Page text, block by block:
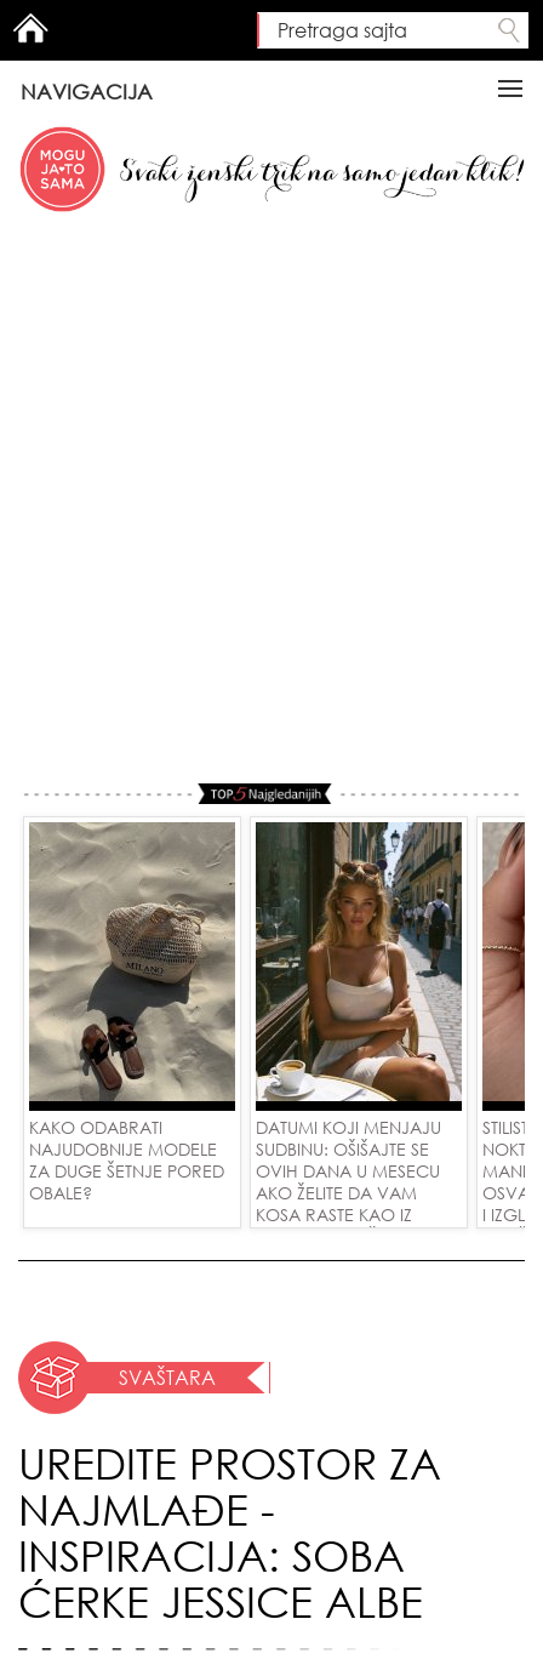
Search form
Pretraga sajta
NAVIGACIJA
KAKO ODABRATI
NAJUDOBNIJE MODELE
ZA DUGE ŠETNJE PORED
OBALE?
DATUMI KOJI MENJAJU
SUDBINU: OŠIŠAJTE SE
OVIH DANA U MESECU
AKO ŽELITE DA VAM
KOSA RASTE KAO IZ
LJUBAV!
NOKTI
I
SVAŠTARA
UREDITE PROSTOR ZA
NAJMLAĐE -
INSPIRACIJA: SOBA
ĆERKE JESSICE ALBE